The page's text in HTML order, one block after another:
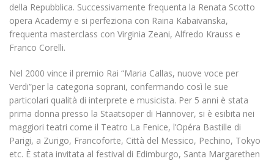
della Repubblica. Successivamente frequenta la Renata Scotto
opera Academy e si perfeziona con Raina Kabaivanska,
frequenta masterclass con Virginia Zeani, Alfredo Krauss e
Franco Corelli.
Nel 2000 vince il premio Rai “Maria Callas, nuove voce per
Verdi”per la categoria soprani, confermando così le sue
particolari qualità di interprete e musicista. Per 5 anni è stata
prima donna presso la Staatsoper di Hannover, si è esibita nei
maggiori teatri come il Teatro La Fenice, l’Opéra Bastille di
Parigi, a Zurigo, Francoforte, Città del Messico, Pechino, Tokyo
etc. È stata invitata al festival di Edimburgo, Santa Margarethen